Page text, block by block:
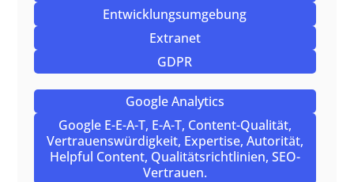
Entwicklungsumgebung
Extranet
GDPR
Google Analytics
Google E-E-A-T, E-A-T, Content-Qualität,
Vertrauenswürdigkeit, Expertise, Autorität,
Helpful Content, Qualitätsrichtlinien, SEO-
Vertrauen.